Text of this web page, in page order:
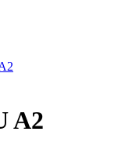
A2